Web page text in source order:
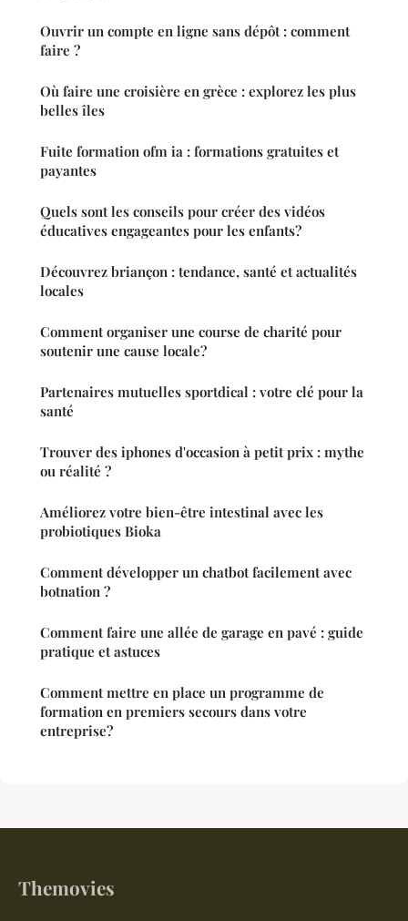
Ouvrir un compte en ligne sans dépôt : comment
faire ?
Où faire une croisière en grèce : explorez les plus
belles îles
Fuite formation ofm ia : formations gratuites et
payantes
Quels sont les conseils pour créer des vidéos
éducatives engageantes pour les enfants?
Découvrez briançon : tendance, santé et actualités
locales
Comment organiser une course de charité pour
soutenir une cause locale?
Partenaires mutuelles sportdical : votre clé pour la
santé
Trouver des iphones d'occasion à petit prix : mythe
ou réalité ?
Améliorez votre bien-être intestinal avec les
probiotiques Bioka
Comment développer un chatbot facilement avec
botnation ?
Comment faire une allée de garage en pavé : guide
pratique et astuces
Comment mettre en place un programme de
formation en premiers secours dans votre
entreprise?
Themovies